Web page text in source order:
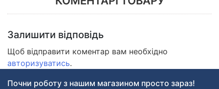
Залишити відповідь
Щоб відправити коментар вам необхідно
авторизуватись.
Почни роботу з нашим магазином просто зараз!